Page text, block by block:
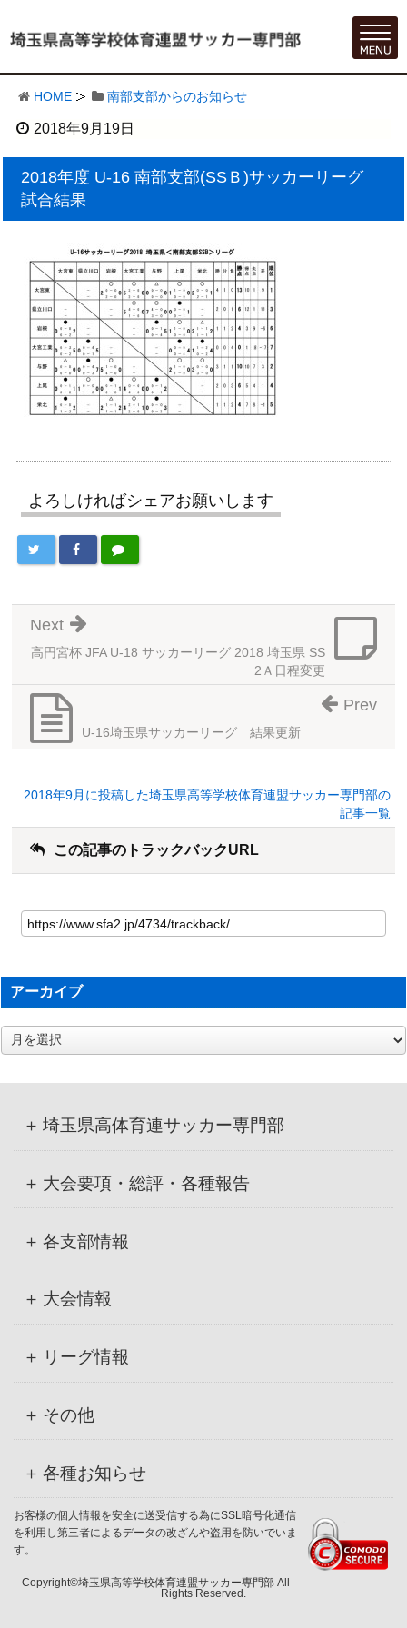
HOME 南部支部からのお知らせ
2018年9月19日
2018年度 U-16 南部支部(SSＢ)サッカーリーグ
試合結果
よろしければシェアお願いします
高円宮杯 JFA U-18 サッカーリーグ 2018 埼玉県 SS
2Ａ日程変更
Next
U-16埼玉県サッカーリーグ 結果更新
Prev
2018年9月に投稿した埼玉県高等学校体育連盟サッカー専門部の
記事一覧
この記事のトラックバックURL
アーカイブ
ア
ー
埼玉県高体育連サッカー専門部
大会要項・総評・各種報告
各支部情報
大会情報
リーグ情報
その他
各種お知らせ
お客様の個人情報を安全に送受信する為にSSL暗号化通信
を利用し第三者によるデータの改ざんや盗用を防いでいま
す。
Copyright©埼玉県高等学校体育連盟サッカー専門部 All
Rights Reserved.